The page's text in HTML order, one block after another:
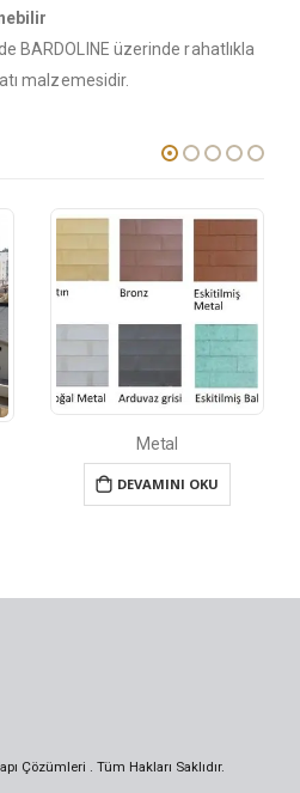
BARDOLINE üzerinde rahatlıkla
malzemesidir.
Metal
DEVAMINI OKU
Çözümleri . Tüm Hakları Saklıdır.